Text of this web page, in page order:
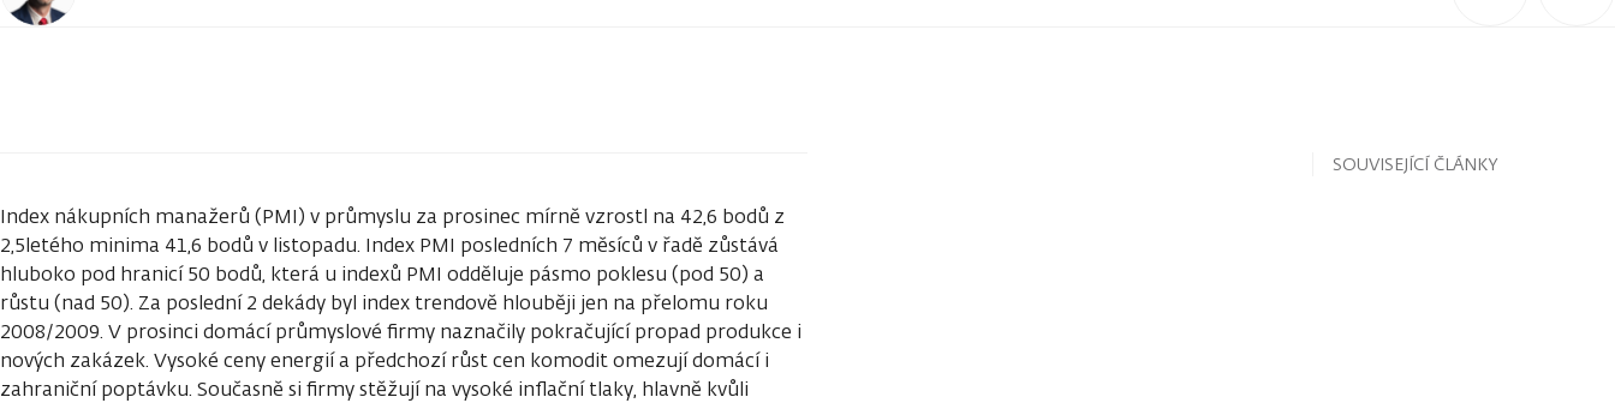
Index nákupních manažerů (PMI) v průmyslu za prosinec mírně vzrostl na 42,6 bodů z
2,5letého minima 41,6 bodů v listopadu. Index PMI posledních 7 měsíců v řadě zůstává
hluboko pod hranicí 50 bodů, která u indexů PMI odděluje pásmo poklesu (pod 50) a
růstu (nad 50). Za poslední 2 dekády byl index trendově hlouběji jen na přelomu roku
2008/2009. V prosinci domácí průmyslové firmy naznačily pokračující propad produkce i
nových zakázek. Vysoké ceny energií a předchozí růst cen komodit omezují domácí i
zahraniční poptávku. Současně si firmy stěžují na vysoké inflační tlaky, hlavně kvůli
SOUVISEJÍCÍ ČLÁNKY